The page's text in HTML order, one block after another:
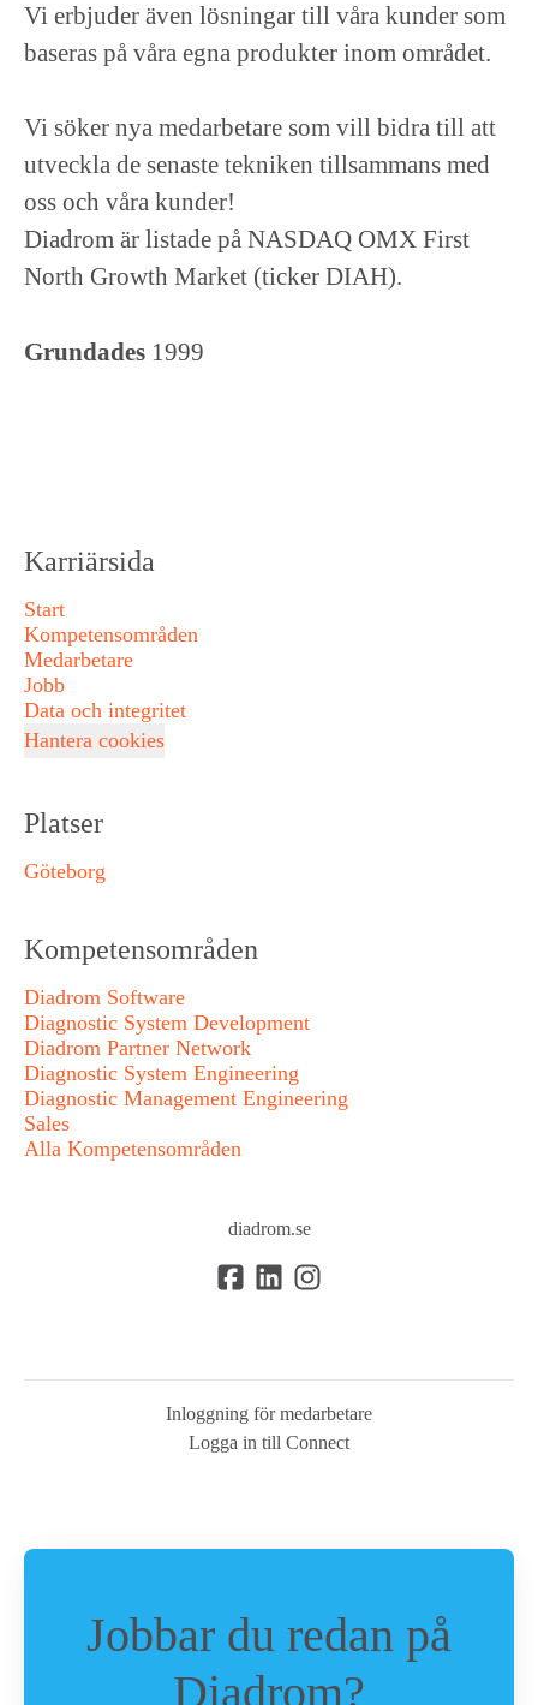
Vi erbjuder även lösningar till våra kunder som
baseras på våra egna produkter inom området.
Vi söker nya medarbetare som vill bidra till att
utveckla de senaste tekniken tillsammans med
oss och våra kunder!
Diadrom är listade på NASDAQ OMX First
North Growth Market (ticker DIAH).
Grundades 1999
Karriärsida
Start
Kompetensområden
Medarbetare
Jobb
Data och integritet
Hantera cookies
Platser
Göteborg
Kompetensområden
Diadrom Software
Diagnostic System Development
Diadrom Partner Network
Diagnostic System Engineering
Diagnostic Management Engineering
Sales
Alla Kompetensområden
diadrom.se
Inloggning för medarbetare
Logga in till Connect
Jobbar du redan på
Diadrom?